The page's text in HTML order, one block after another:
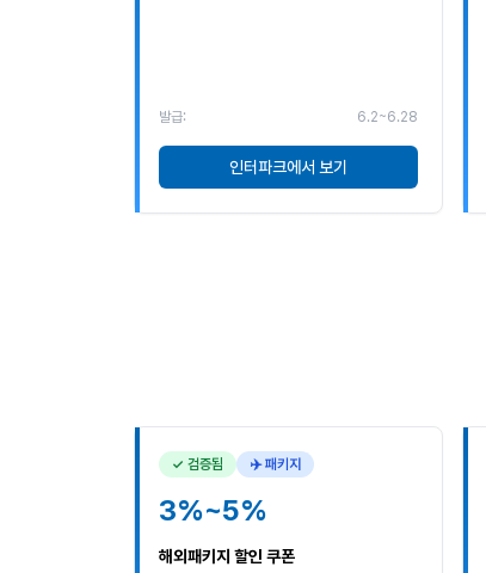
발급: 6.2~6.28
인터파크에서 보기
✓ 검증됨 ✈️ 패키지
3%~5%
해외패키지 할인 쿠폰